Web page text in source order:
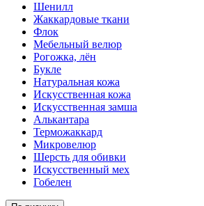
Шенилл
Жаккардовые ткани
Флок
Мебельный велюр
Рогожка, лён
Букле
Натуральная кожа
Искусственная кожа
Искусственная замша
Алькантара
Терможаккард
Микровелюр
Шерсть для обивки
Искусственный мех
Гобелен